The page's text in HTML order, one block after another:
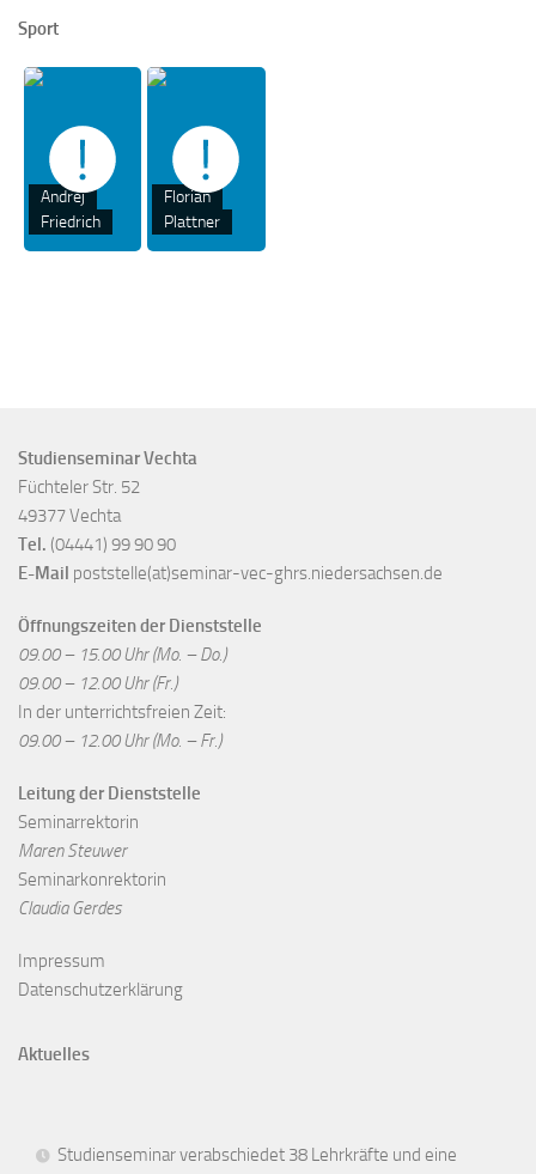
Sport
Andrej
Friedrich
Florian
Plattner
Studienseminar Vechta
Füchteler Str. 52
49377 Vechta
Tel. (04441) 99 90 90
E-Mail poststelle(at)seminar-vec-ghrs.niedersachsen.de
Öffnungszeiten der Dienststelle
09.00 – 15.00 Uhr (Mo. – Do.)
09.00 – 12.00 Uhr (Fr.)
In der unterrichtsfreien Zeit:
09.00 – 12.00 Uhr (Mo. – Fr.)
Leitung der Dienststelle
Seminarrektorin
Maren Steuwer
Seminarkonrektorin
Claudia Gerdes
Impressum
Datenschutzerklärung
Aktuelles
Studienseminar verabschiedet 38 Lehrkräfte und eine